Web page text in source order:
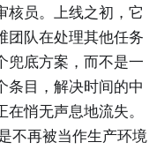
核员。上线之初，它
团队在处理其他任务
兜底方案，而不是一
条目，解决时间的中
悄无声息地流失。
不再被当作生产环境